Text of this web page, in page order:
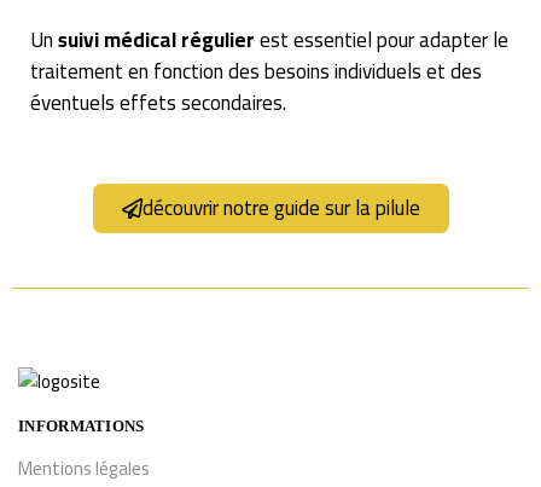
Unsuivi médical régulierest essentiel pour adapter le
traitement en fonction des besoins individuels et des
éventuels effets secondaires.
découvrir notre guide sur la pilule
INFORMATIONS
Mentions légales